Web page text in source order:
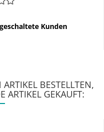
Kunden
BESTELLTEN,
ARTIKEL GEKAUFT: